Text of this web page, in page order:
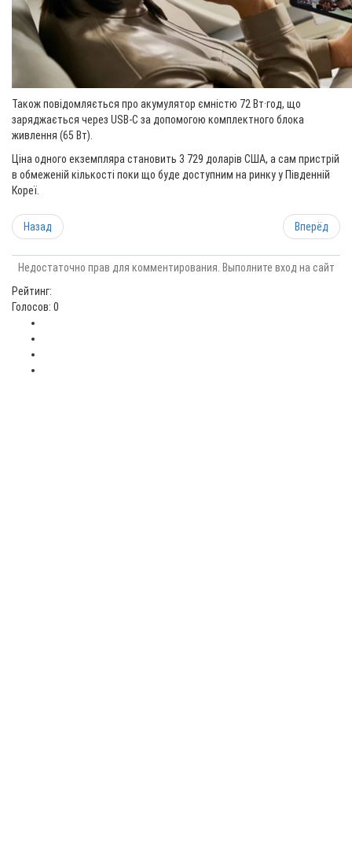
Також повідомляється про акумулятор ємністю 72 Вт·год, що
заряджається через USB-C за допомогою комплектного блока
живлення (65 Вт).
Ціна одного екземпляра становить 3 729 доларів США, а сам пристрій
в обмеженій кількості поки що буде доступним на ринку у Південній
Кореї.
Назад Вперёд
Недостаточно прав для комментирования. Выполните вход на сайт
Рейтинг:
Голосов: 0